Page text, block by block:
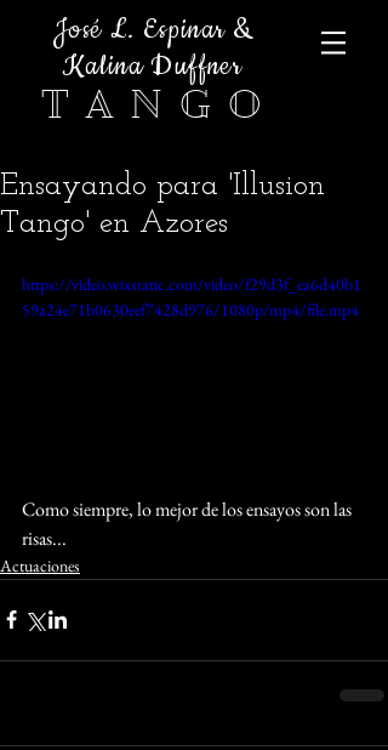
José L. Espinar &
Kalina Duffner
T A N G O
Ensayando para 'Illusion
Tango' en Azores
https://video.wixstatic.com/video/f29d3f_ea6d40b1
59a24e71b0630eef7428d976/1080p/mp4/file.mp4
Como siempre, lo mejor de los ensayos son las
risas...
Actuaciones